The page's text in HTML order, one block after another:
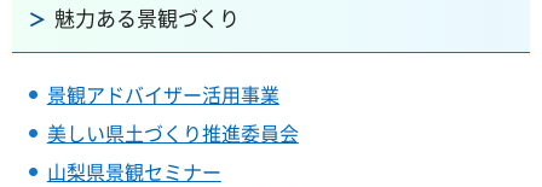
魅力ある景観づくり
景観アドバイザー活用事業
美しい県土づくり推進委員会
山梨県景観セミナー